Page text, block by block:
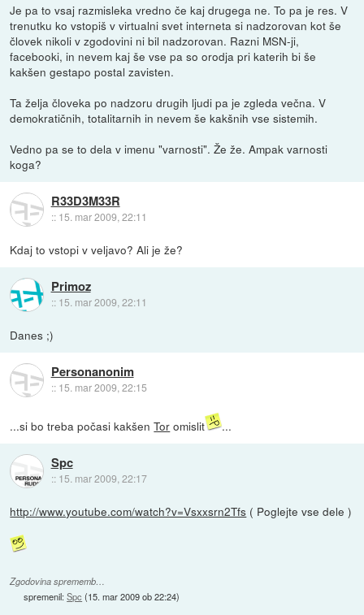
Je pa to vsaj razmisleka vredno če kaj drugega ne. To pa je res. V
trenutku ko vstopiš v virtualni svet interneta si nadzorovan kot še
človek nikoli v zgodovini ni bil nadzorovan. Razni MSN-ji,
facebooki, in nevem kaj še vse pa so orodja pri katerih bi še
kakšen gestapo postal zavisten.
Ta želja človeka po nadzoru drugih ljudi pa je zgleda večna. V
demokratičnih, totalitarnih in nevem še kakšnih vse sistemih.
Vedno pa se to dela v imenu "varnosti". Že že. Ampak varnosti
koga?
R33D3M33R
:: 15. mar 2009, 22:11
Kdaj to vstopi v veljavo? Ali je že?
Primoz
:: 15. mar 2009, 22:11
Danes ;)
Personanonim
:: 15. mar 2009, 22:15
...si bo treba počasi kakšenTor omislit ...
Spc
:: 15. mar 2009, 22:17
http://www.youtube.com/watch?v=Vsxxsrn2Tfs ( Poglejte vse dele )
Zgodovina sprememb…
spremenil:Spc (15. mar 2009 ob 22:24)